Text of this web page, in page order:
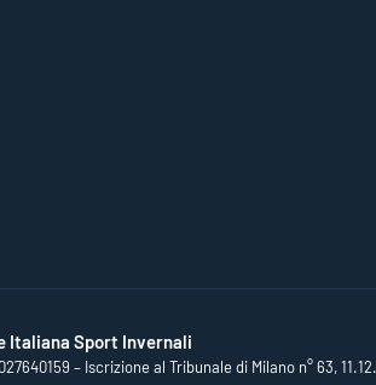
Italiana Sport Invernali
– Iscrizione al Tribunale di Milano n° 63,